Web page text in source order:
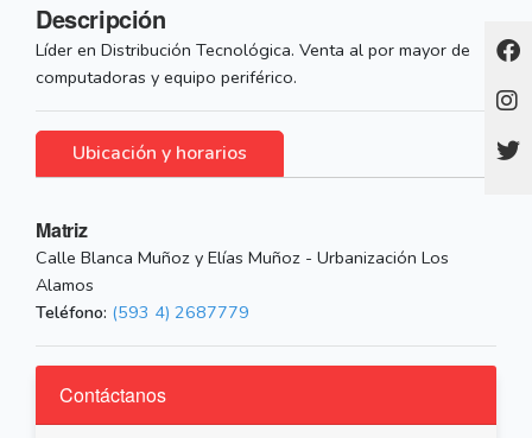
Descripción
Líder en Distribución Tecnológica. Venta al por mayor de
computadoras y equipo periférico.
Ubicación y horarios
Matriz
Calle Blanca Muñoz y Elías Muñoz - Urbanización Los
Alamos
Teléfono: (593 4) 2687779
Contáctanos